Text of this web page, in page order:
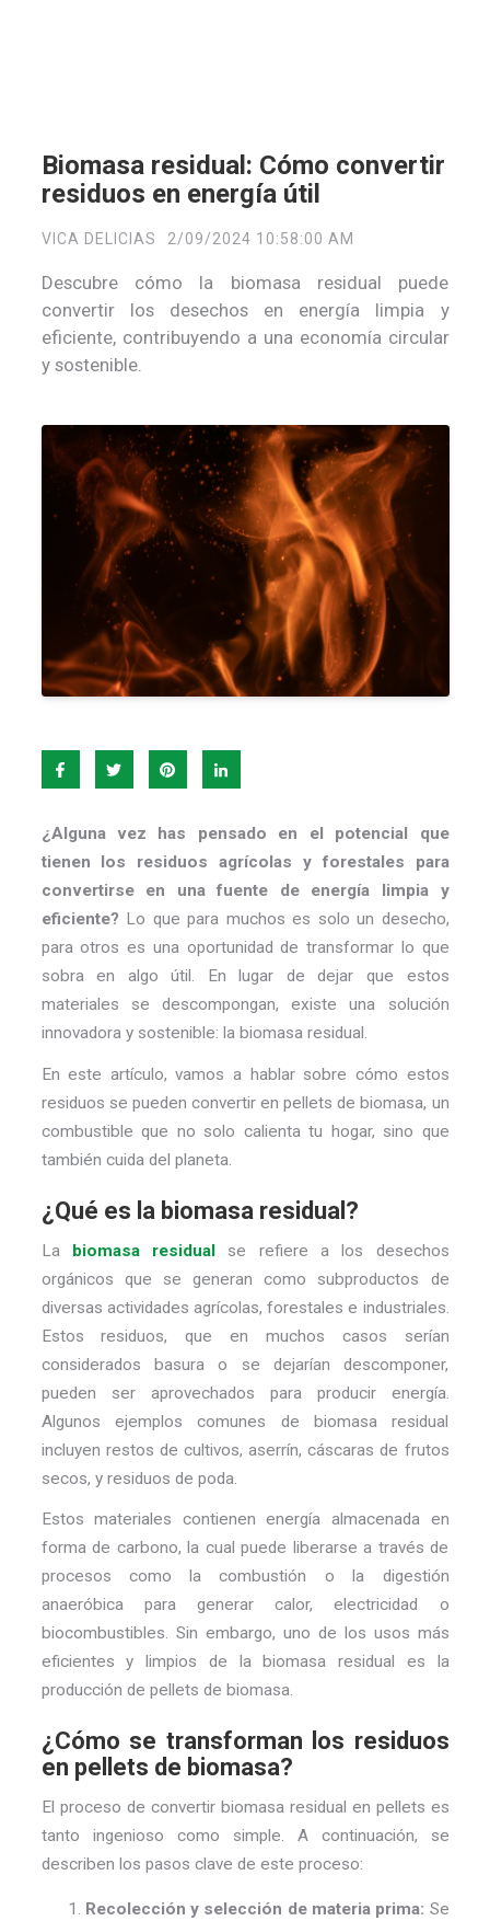
Biomasa residual: Cómo convertir
residuos en energía útil
VICA DELICIAS 2/09/2024 10:58:00 AM
Descubre cómo la biomasa residual puede
convertir los desechos en energía limpia y
eficiente, contribuyendo a una economía circular
y sostenible.
¿Alguna vez has pensado en el potencial que
tienen los residuos agrícolas y forestales para
convertirse en una fuente de energía limpia y
eficiente? Lo que para muchos es solo un desecho,
para otros es una oportunidad de transformar lo que
sobra en algo útil. En lugar de dejar que estos
materiales se descompongan, existe una solución
innovadora y sostenible: la biomasa residual.
En este artículo, vamos a hablar sobre cómo estos
residuos se pueden convertir en pellets de biomasa, un
combustible que no solo calienta tu hogar, sino que
también cuida del planeta.
¿Qué es la biomasa residual?
La biomasa residual se refiere a los desechos
orgánicos que se generan como subproductos de
diversas actividades agrícolas, forestales e industriales.
Estos residuos, que en muchos casos serían
considerados basura o se dejarían descomponer,
pueden ser aprovechados para producir energía.
Algunos ejemplos comunes de biomasa residual
incluyen restos de cultivos, aserrín, cáscaras de frutos
secos, y residuos de poda.
Estos materiales contienen energía almacenada en
forma de carbono, la cual puede liberarse a través de
procesos como la combustión o la digestión
anaeróbica para generar calor, electricidad o
biocombustibles. Sin embargo, uno de los usos más
eficientes y limpios de la biomasa residual es la
producción de pellets de biomasa.
¿Cómo se transforman los residuos
en pellets de biomasa?
El proceso de convertir biomasa residual en pellets es
tanto ingenioso como simple. A continuación, se
describen los pasos clave de este proceso:
Recolección y selección de materia prima: Se